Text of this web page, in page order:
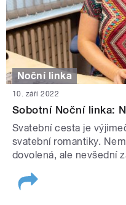
Noční linka
10. září 2022
Sobotní Noční linka:
Svatební cesta je
svatební romantiky.
dovolená, ale nevšední